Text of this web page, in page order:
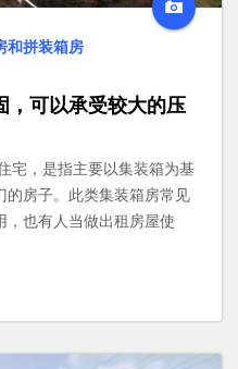
和拼装箱房
，可以承受较大的压
宅，是指主要以集装箱为基
的房子。此类集装箱房常见
，也有人当做出租房屋使